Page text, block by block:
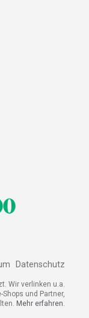
Datenschutz
Wir verlinken u.a.
und Partner,
Mehr erfahren.